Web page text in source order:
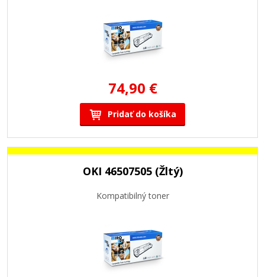
74,90 €
Pridať do košíka
OKI 46507505 (Žltý)
Kompatibilný toner